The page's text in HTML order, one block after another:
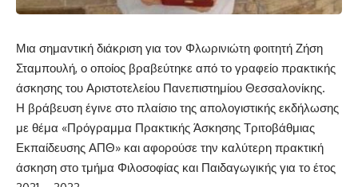
Μια σημαντική διάκριση για τον Φλωρινιώτη φοιτητή Ζήση
Σταμπουλή, ο οποίος βραβεύτηκε από το γραφείο πρακτικής
άσκησης του Αριστοτελείου Πανεπιστημίου Θεσσαλονίκης.
Η βράβευση έγινε στο πλαίσιο της απολογιστικής εκδήλωσης
με θέμα «Πρόγραμμα Πρακτικής Άσκησης Τριτοβάθμιας
Εκπαίδευσης ΑΠΘ» και αφορούσε την καλύτερη πρακτική
άσκηση στο τμήμα Φιλοσοφίας και Παιδαγωγικής για το έτος